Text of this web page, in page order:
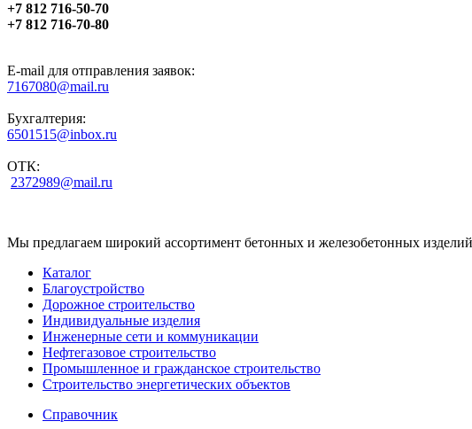
+7 812 716-50-70
+7 812 716-70-80
E-mail для отправления заявок:
7167080@mail.ru
Бухгалтерия:
6501515@inbox.ru
ОТК:
2372989@mail.ru
Мы предлагаем широкий ассортимент бетонных и железобетонных
Каталог
Благоустройство
Дорожное строительство
Индивидуальные изделия
Инженерные сети и коммуникации
Нефтегазовое строительство
Промышленное и гражданское строительство
Строительство энергетических объектов
Справочник